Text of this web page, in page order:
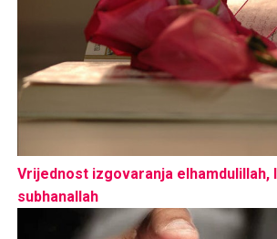
Vrijednost izgovaranja elhamdulillah,
subhanallah